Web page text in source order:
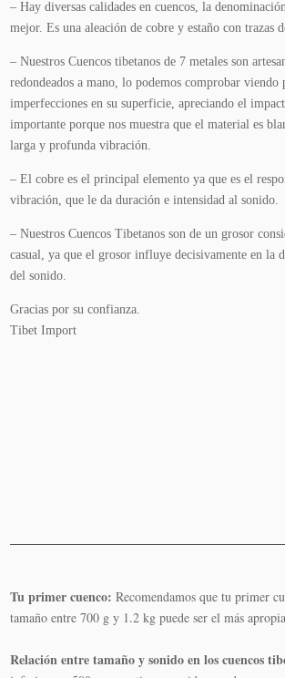
– Hay diversas calidades en cuencos, la
mejor. Es una aleación de cobre y estaño con trazas
– Nuestros Cuencos tibetanos de 7 metales son
redondeados a mano, lo podemos comprobar viendo
imperfecciones en su superficie, apreciando el
importante porque nos muestra que el material es
larga y profunda vibración.
– El cobre es el principal elemento ya que es el
vibración, que le da duración e intensidad al sonido.
– Nuestros Cuencos Tibetanos son de un grosor
casual, ya que el grosor influye decisivamente en la
del sonido.
Gracias por su confianza.
Tibet Import
Tu primer cuenco: Recomendamos que tu primer
tamaño entre 700 g y 1.2 kg puede ser el más
Relación entre tamaño y sonido en los cuencos